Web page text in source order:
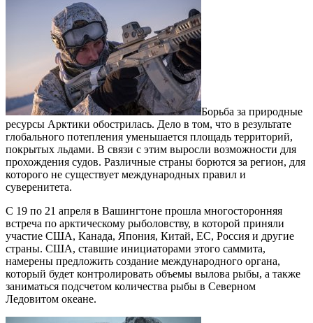
Борьба за природные
ресурсы Арктики обострилась. Дело в том, что в результате
глобального потепления уменьшается площадь территорий,
покрытых льдами. В связи с этим выросли возможности для
прохождения судов. Различные страны борются за регион, для
которого не существует международных правил и
суверенитета.
С 19 по 21 апреля в Вашингтоне прошла многосторонняя
встреча по арктическому рыболовству, в которой приняли
участие США, Канада, Япония, Китай, ЕС, Россия и другие
страны. США, ставшие инициаторами этого саммита,
намерены предложить создание международного органа,
который будет контролировать объемы вылова рыбы, а также
заниматься подсчетом количества рыбы в Северном
Ледовитом океане.